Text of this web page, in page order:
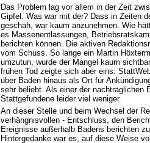
Das Problem lag vor allem in der Zeit
Gipfel. Was war mit der? Dass in Zeiten
geschah, war kaum anzunehmen. Wie
es Massenentlassungen,
berichten können. Die aktiven
vom Schuss. So lange ein Martin
umzutun, wurde der Mangel kaum
frühen Tod zeigte sich aber eins:
über Baden hinaus als Ort für
sehr beliebt. Als einer der nachträglichen
Stattgefundene leider viel weniger.
An dieser Stelle und beim Wechsel der
verhängnisvollen - Entschluss, den
Ereignisse außerhalb Badens berichten
Hintergedanke war es, auf diese Weise